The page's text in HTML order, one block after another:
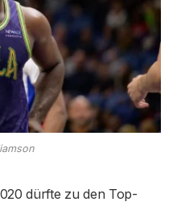
dürfte zu den Top-